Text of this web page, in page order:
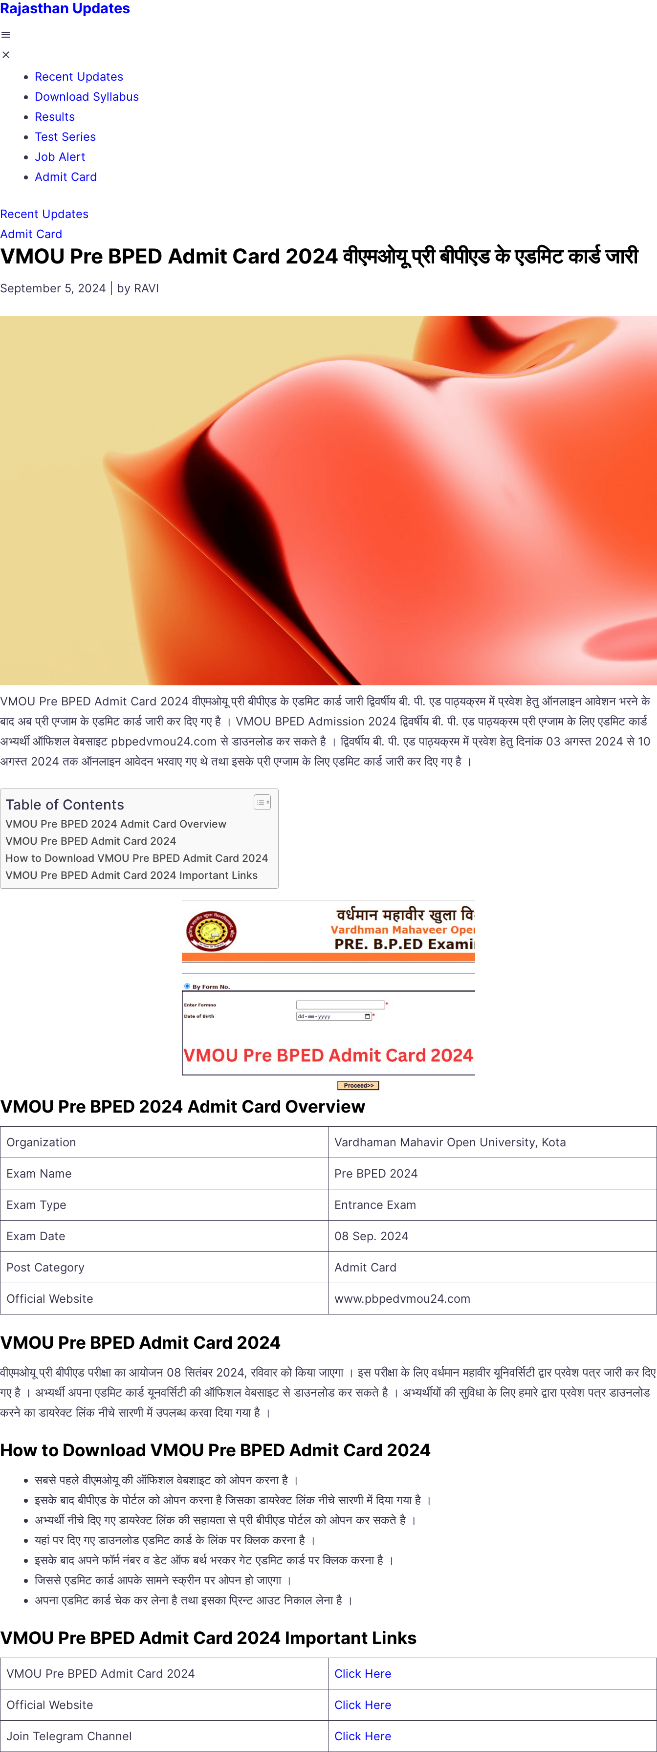
Rajasthan Updates
Recent Updates
Download Syllabus
Results
Test Series
Job Alert
Admit Card
Recent Updates
Admit Card
VMOU Pre BPED Admit Card 2024 वीएमओयू प्री बीपीएड के एडमिट कार्ड जारी
September 5, 2024 | by RAVI
VMOU Pre BPED Admit Card 2024 वीएमओयू प्री बीपीएड के एडमिट कार्ड जारी द्विवर्षीय बी. पी. एड पाठ्यक्रम में प्रवेश हेतु ऑनलाइन आवेशन भरने के
बाद अब प्री एग्जाम के एडमिट कार्ड जारी कर दिए गए है । VMOU BPED Admission 2024 द्विवर्षीय बी. पी. एड पाठ्यक्रम प्री एग्जाम के लिए एडमिट कार्ड
अभ्यर्थी ऑफिशल वेबसाइट pbpedvmou24.com से डाउनलोड कर सकते है । द्विवर्षीय बी. पी. एड पाठ्यक्रम में प्रवेश हेतु दिनांक 03 अगस्त 2024 से 10
अगस्त 2024 तक ऑनलाइन आवेदन भरवाए गए थे तथा इसके प्री एग्जाम के लिए एडमिट कार्ड जारी कर दिए गए है ।
Table of Contents
VMOU Pre BPED 2024 Admit Card Overview
VMOU Pre BPED Admit Card 2024
How to Download VMOU Pre BPED Admit Card 2024
VMOU Pre BPED Admit Card 2024 Important Links
VMOU Pre BPED 2024 Admit Card Overview
Organization Vardhaman Mahavir Open University, Kota
Exam Name Pre BPED 2024
Exam Type Entrance Exam
Exam Date 08 Sep. 2024
Post Category Admit Card
Official Website www.pbpedvmou24.com
VMOU Pre BPED Admit Card 2024
वीएमओयू प्री बीपीएड परीक्षा का आयोजन 08 सितंबर 2024, रविवार को किया जाएगा । इस परीक्षा के लिए वर्धमान महावीर यूनिवर्सिटी द्वार प्रवेश पत्र जारी कर दिए
गए है । अभ्यर्थी अपना एडमिट कार्ड यूनवर्सिटी की ऑफिशल वेबसाइट से डाउनलोड कर सकते है । अभ्यर्थीयों की सुविधा के लिए हमारे द्वारा प्रवेश पत्र डाउनलोड
करने का डायरेक्ट लिंक नीचे सारणी में उपलब्ध करवा दिया गया है ।
How to Download VMOU Pre BPED Admit Card 2024
सबसे पहले वीएमओयू की ऑफिशल वेबशाइट को ओपन करना है ।
इसके बाद बीपीएड के पोर्टल को ओपन करना है जिसका डायरेक्ट लिंक नीचे सारणी में दिया गया है ।
अभ्यर्थी नीचे दिए गए डायरेक्ट लिंक की सहायता से प्री बीपीएड पोर्टल को ओपन कर सकते है ।
यहां पर दिए गए डाउनलोड एडमिट कार्ड के लिंक पर क्लिक करना है ।
इसके बाद अपने फॉर्म नंबर व डेट ऑफ बर्थ भरकर गेट एडमिट कार्ड पर क्लिक करना है ।
जिससे एडमिट कार्ड आपके सामने स्क्रीन पर ओपन हो जाएगा ।
अपना एडमिट कार्ड चेक कर लेना है तथा इसका प्रिन्ट आउट निकाल लेना है ।
VMOU Pre BPED Admit Card 2024 Important Links
VMOU Pre BPED Admit Card 2024 Click Here
Official Website Click Here
Join Telegram Channel Click Here